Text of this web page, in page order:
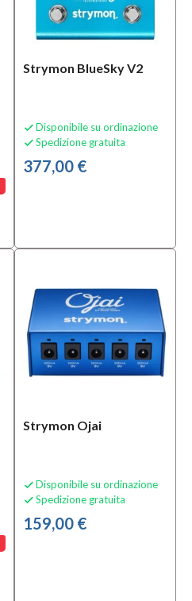
Strymon BlueSky V2
 Disponibile su ordinazione
 Spedizione gratuita
377,00 €
Strymon Ojai
 Disponibile su ordinazione
 Spedizione gratuita
159,00 €